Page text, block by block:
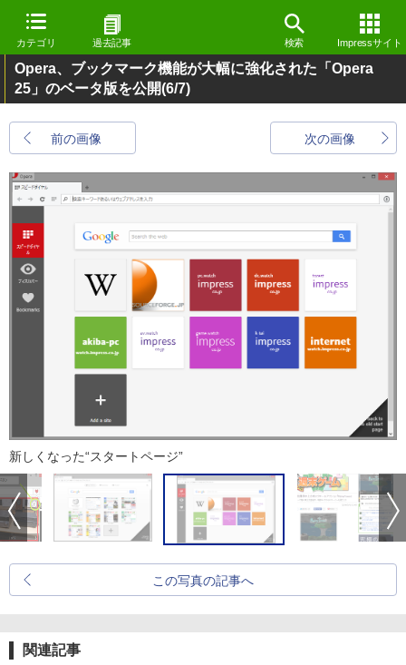
カテゴリ 過去記事 検索 Impressサイト
Opera、ブックマーク機能が大幅に強化された「Opera
25」のベータ版を公開(6/7)
前の画像 次の画像
新しくなった“スタートページ”
この写真の記事へ
関連記事